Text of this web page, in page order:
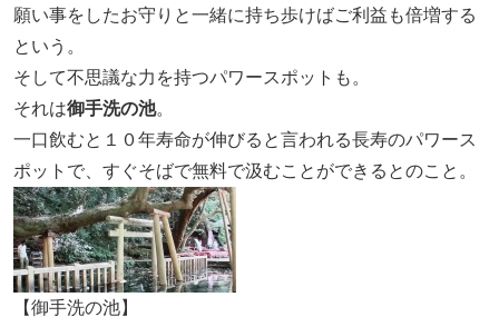
願い事をしたお守りと一緒に持ち歩けばご利益も倍増する
という。
そして不思議な力を持つパワースポットも。
それは御手洗の池。
一口飲むと１０年寿命が伸びると言われる長寿のパワース
ポットで、すぐそばで無料で汲むことができるとのこと。
【御手洗の池】